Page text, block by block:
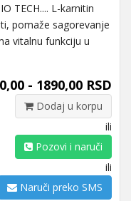
TECH.... L-karnitin
pomaže sagorevanje
vitalnu funkciju u
- 1890,00 RSD
Dodaj u korpu
ili
Pozovi i naruči
ili
Naruči preko SMS